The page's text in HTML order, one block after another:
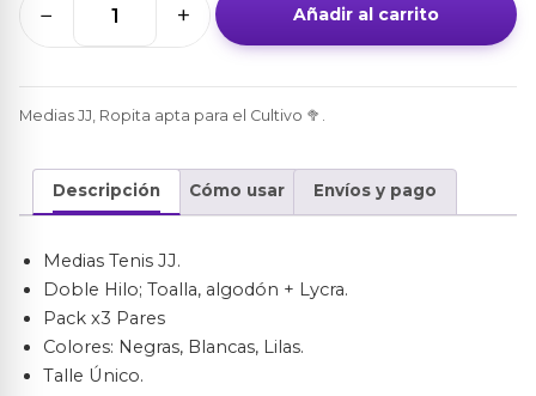
JJ
-
x3
Pares
− + Añadir al carrito
Medias JJ, Ropita apta para el Cultivo 🥦.
Descripción Cómo usar Envíos y pago
Medias Tenis JJ.
Doble Hilo; Toalla, algodón + Lycra.
Pack x3 Pares
Colores: Negras, Blancas, Lilas.
Talle Único.